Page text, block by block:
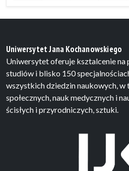
Uniwersytet Jana Kochanowskiego
Uniwersytet oferuje ksztalcenie na
studiów i blisko 150
wszystkich dziedzin naukowych, w
społecznych, nauk medycznych i
ścisłych i przyrodniczych, sztuki.